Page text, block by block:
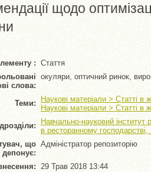
щодо
: Стаття
слова:
окуляри, оптичний ринок,
Теми:
Наукові матеріали > Статті в
Наукові матеріали > Статті в
Навчально-науковий інститут
в ресторанному
що
депонує:
Адміністратор репозиторію
29 Трав 2018 13:44